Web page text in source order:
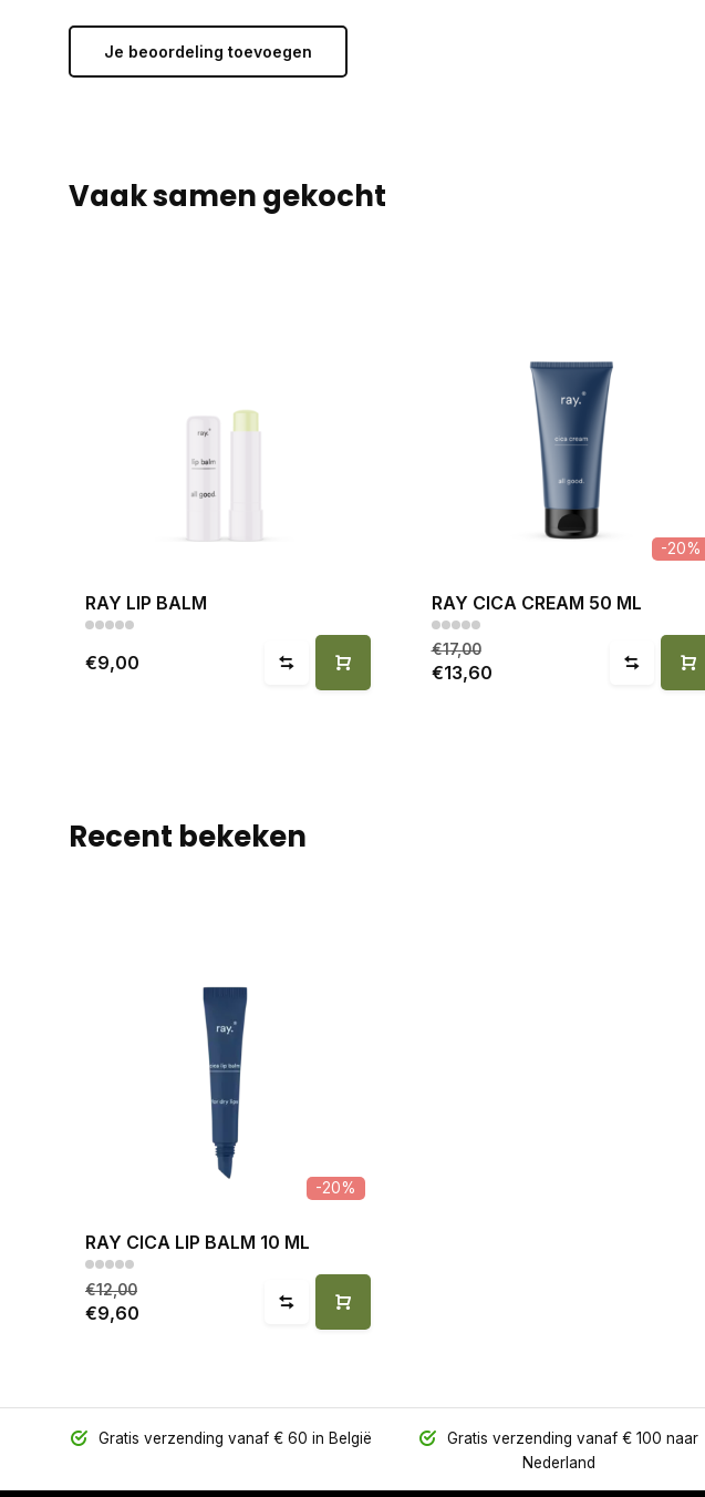
Je beoordeling toevoegen
Vaak samen gekocht
RAY LIP BALM
€9,00
-20%
RAY CICA CREAM 50 ML
€17,00
€13,60
Recent bekeken
-20%
RAY CICA LIP BALM 10 ML
€12,00
€9,60
Gratis verzending vanaf € 60 in België
Gratis verzending vanaf € 100 naar
Nederland